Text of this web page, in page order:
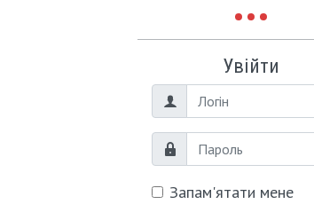
Увійти
Логін
Пароль
Запам'ятати мене